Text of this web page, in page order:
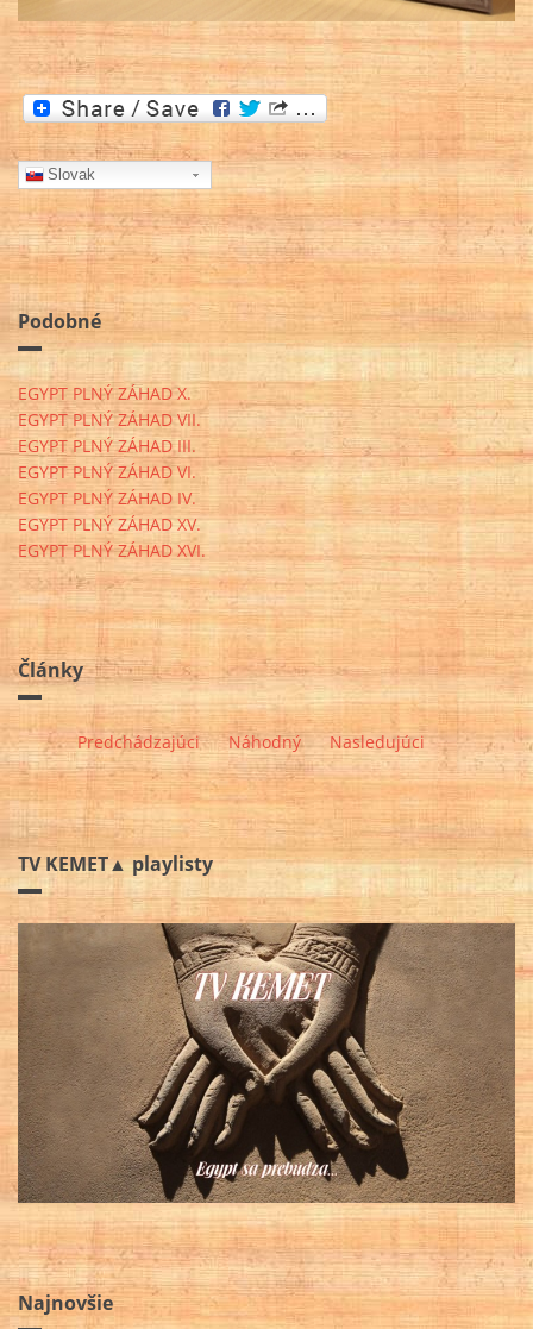
Slovak
Podobné
EGYPT PLNÝ ZÁHAD X.
EGYPT PLNÝ ZÁHAD VII.
EGYPT PLNÝ ZÁHAD III.
EGYPT PLNÝ ZÁHAD VI.
EGYPT PLNÝ ZÁHAD IV.
EGYPT PLNÝ ZÁHAD XV.
EGYPT PLNÝ ZÁHAD XVI.
Články
Predchádzajúci Náhodný Nasledujúci
TV KEMET▲ playlisty
Najnovšie